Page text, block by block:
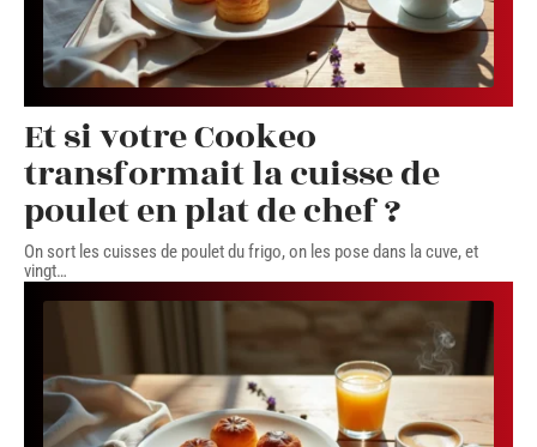
Et si votre Cookeo
transformait la cuisse de
poulet en plat de chef ?
On sort les cuisses de poulet du frigo, on les pose dans la cuve, et
vingt…